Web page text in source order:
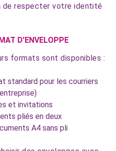
de respecter votre identité
D’ENVELOPPE
formats sont disponibles :
standard pour les courriers
et invitations
pliés en deux
A4 sans pli